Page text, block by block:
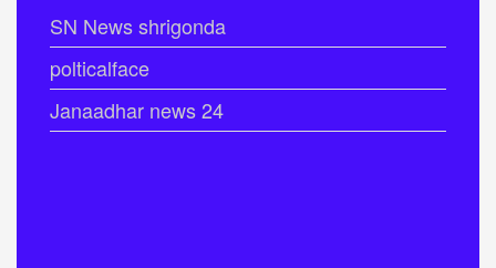
SN News shrigonda
polticalface
Janaadhar news 24